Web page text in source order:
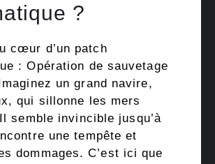
?
cœur d’un patch
: Opération de sauvetage
un grand navire,
qui sillonne les mers
semble invincible jusqu’à
une tempête et
dommages. C’est ici que